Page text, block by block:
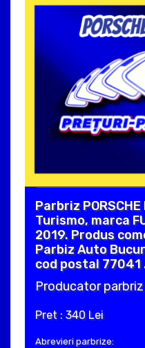
Parbriz
Turismo, marca
2019. Produs
Parbiz Auto
cod postal 77041
Producator parbriz
Pret : 340 Lei
Abrevieri parbrize: